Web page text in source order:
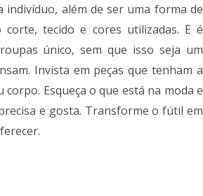
indivíduo, além de ser uma forma de
tecido e cores utilizadas. E é
único, sem que isso seja um
Invista em peças que tenham a
Esqueça o que está na moda e
e gosta. Transforme o fútil em